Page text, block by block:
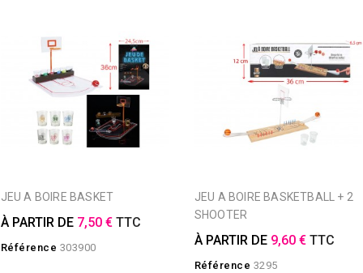
JEU A BOIRE BASKET
À PARTIR DE 7,50 € TTC
Référence 303900
JEU A BOIRE BASKETBALL + 2
SHOOTER
À PARTIR DE 9,60 € TTC
Référence 3295